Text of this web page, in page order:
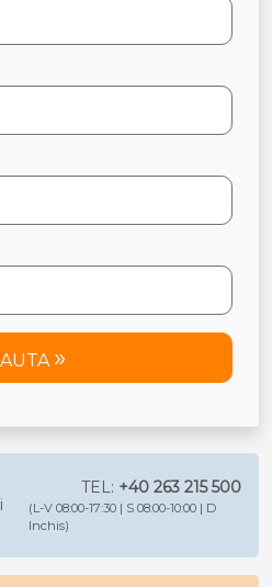
TEL: +40 263 215 500
(L-V 08:00-17:30 | S 08:00-10:00 | D
Inchis)